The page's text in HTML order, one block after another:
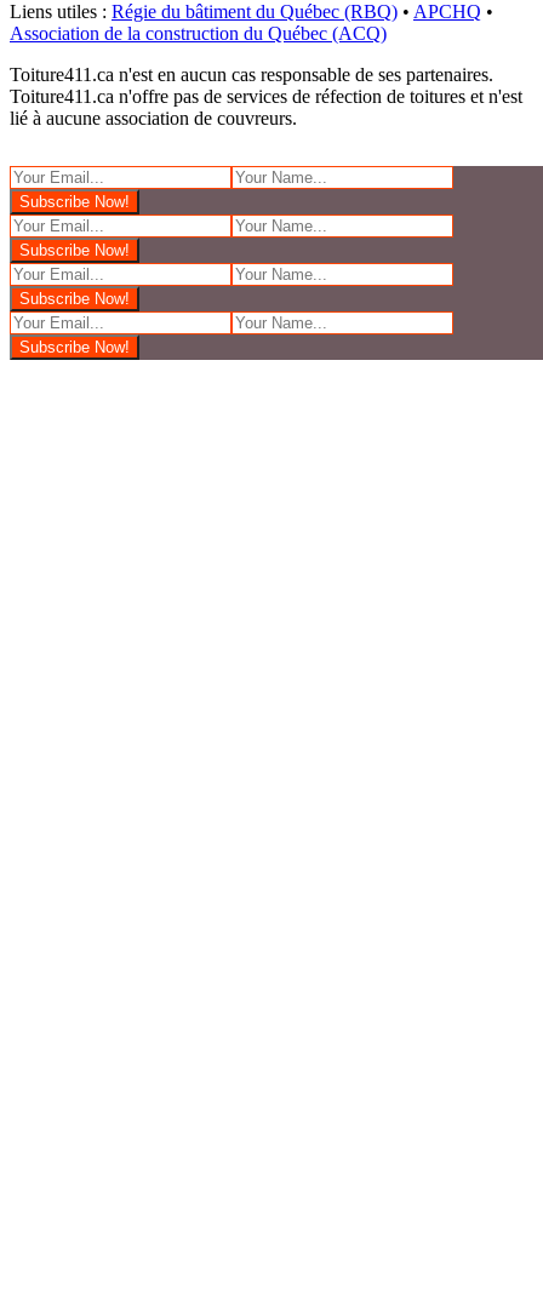
Liens utiles : Régie du bâtiment du Québec (RBQ) • APCHQ •
Association de la construction du Québec (ACQ)
Toiture411.ca n'est en aucun cas responsable de ses partenaires.
Toiture411.ca n'offre pas de services de réfection de toitures et n'est
lié à aucune association de couvreurs.